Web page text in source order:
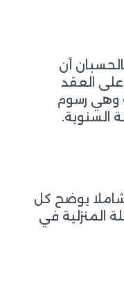
أن
العقد
وهي رسوم
السنوية.
شاملا يوضح كل
المنزلية في